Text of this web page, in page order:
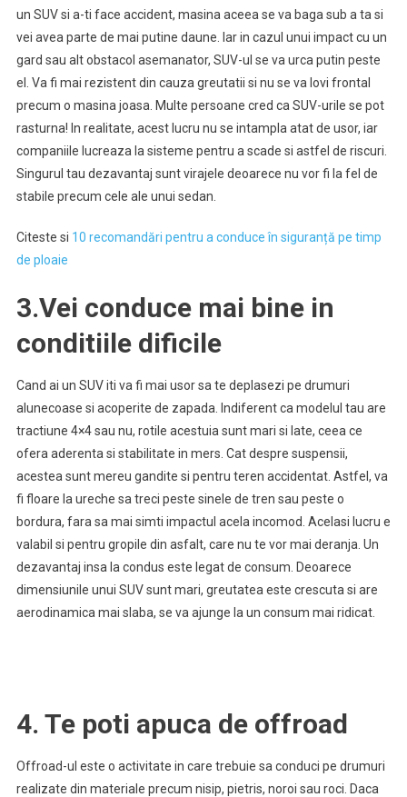
un SUV si a-ti face accident, masina aceea se va baga sub a ta si
vei avea parte de mai putine daune. Iar in cazul unui impact cu un
gard sau alt obstacol asemanator, SUV-ul se va urca putin peste
el. Va fi mai rezistent din cauza greutatii si nu se va lovi frontal
precum o masina joasa. Multe persoane cred ca SUV-urile se pot
rasturna! In realitate, acest lucru nu se intampla atat de usor, iar
companiile lucreaza la sisteme pentru a scade si astfel de riscuri.
Singurul tau dezavantaj sunt virajele deoarece nu vor fi la fel de
stabile precum cele ale unui sedan.
Citeste si 10 recomandări pentru a conduce în siguranță pe timp
de ploaie
3.Vei conduce mai bine in
conditiile dificile
Cand ai un SUV iti va fi mai usor sa te deplasezi pe drumuri
alunecoase si acoperite de zapada. Indiferent ca modelul tau are
tractiune 4×4 sau nu, rotile acestuia sunt mari si late, ceea ce
ofera aderenta si stabilitate in mers. Cat despre suspensii,
acestea sunt mereu gandite si pentru teren accidentat. Astfel, va
fi floare la ureche sa treci peste sinele de tren sau peste o
bordura, fara sa mai simti impactul acela incomod. Acelasi lucru e
valabil si pentru gropile din asfalt, care nu te vor mai deranja. Un
dezavantaj insa la condus este legat de consum. Deoarece
dimensiunile unui SUV sunt mari, greutatea este crescuta si are
aerodinamica mai slaba, se va ajunge la un consum mai ridicat.
4. Te poti apuca de offroad
Offroad-ul este o activitate in care trebuie sa conduci pe drumuri
realizate din materiale precum nisip, pietris, noroi sau roci. Daca